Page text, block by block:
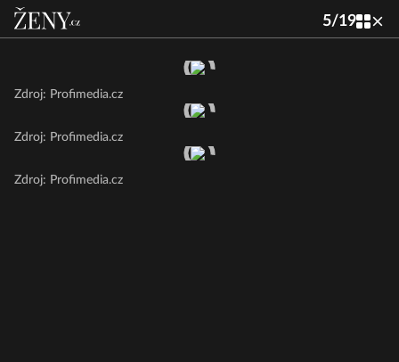
5/19
Zdroj: Profimedia.cz
Zdroj: Profimedia.cz
Zdroj: Profimedia.cz